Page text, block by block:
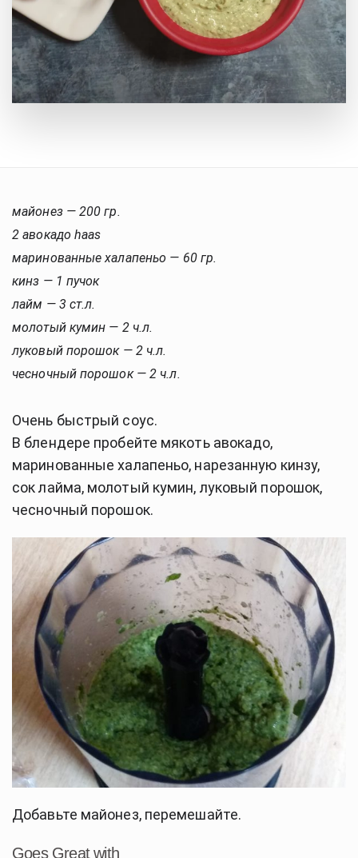
майонез — 200 гр.
2 авокадо haas
маринованные халапеньо — 60 гр.
кинз — 1 пучок
лайм — 3 ст.л.
молотый кумин — 2 ч.л.
луковый порошок — 2 ч.л.
чесночный порошок — 2 ч.л.
Очень быстрый соус.
В блендере пробейте мякоть авокадо,
маринованные халапеньо, нарезанную кинзу,
сок лайма, молотый кумин, луковый порошок,
чесночный порошок.
Добавьте майонез, перемешайте.
Goes Great with